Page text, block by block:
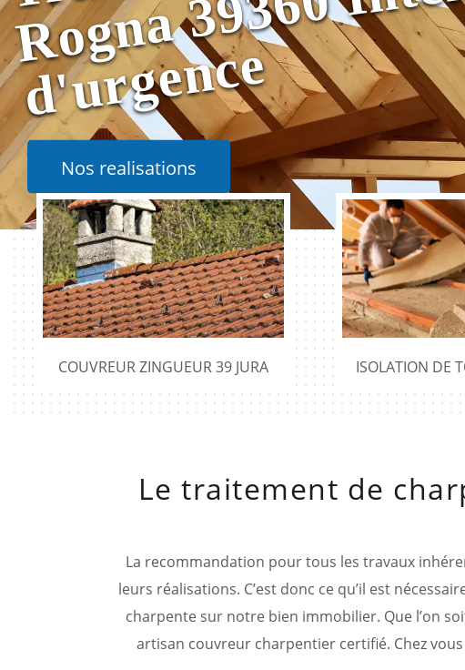
e
Nos realisations
COUVREUR ZINGUEUR 39 JURA ISOLATION DE
Le traitement de
La recommandation pour tous les travaux
leurs réalisations. C’est donc ce qu’il est
charpente sur notre bien immobilier. Que l’on
artisan couvreur charpentier certifié. Chez